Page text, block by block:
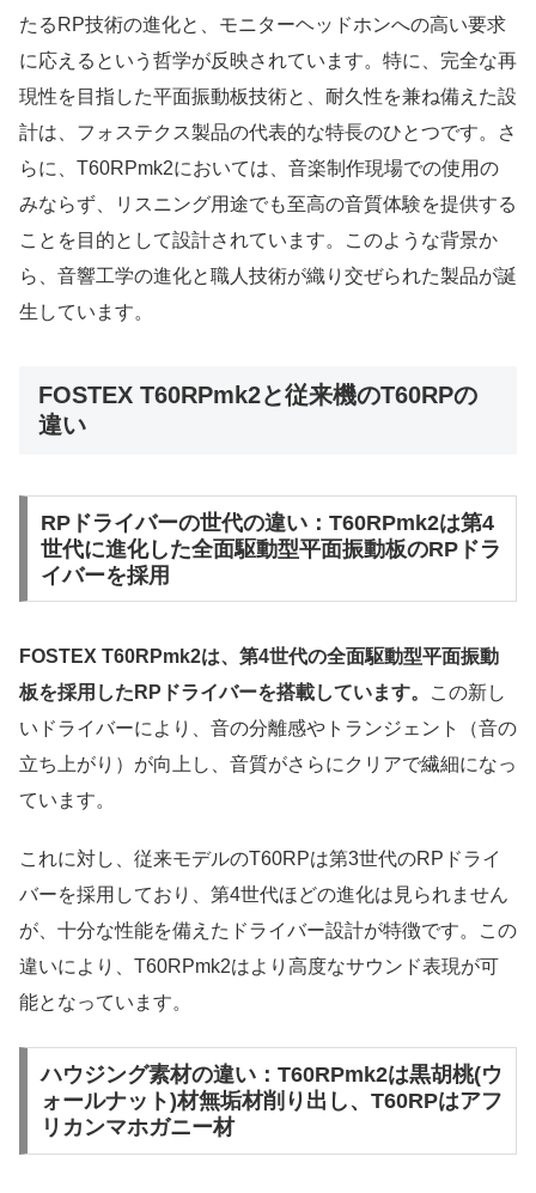
たるRP技術の進化と、モニターヘッドホンへの高い要求
に応えるという哲学が反映されています。特に、完全な再
現性を目指した平面振動板技術と、耐久性を兼ね備えた設
計は、フォステクス製品の代表的な特長のひとつです。さ
らに、T60RPmk2においては、音楽制作現場での使用の
みならず、リスニング用途でも至高の音質体験を提供する
ことを目的として設計されています。このような背景か
ら、音響工学の進化と職人技術が織り交ぜられた製品が誕
生しています。
FOSTEX T60RPmk2と従来機のT60RPの
違い
RPドライバーの世代の違い：T60RPmk2は第4
世代に進化した全面駆動型平面振動板のRPドラ
イバーを採用
FOSTEX T60RPmk2は、第4世代の全面駆動型平面振動
板を採用したRPドライバーを搭載しています。
この新し
いドライバーにより、音の分離感やトランジェント（音の
立ち上がり）が向上し、音質がさらにクリアで繊細になっ
ています。
これに対し、従来モデルのT60RPは第3世代のRPドライ
バーを採用しており、第4世代ほどの進化は見られません
が、十分な性能を備えたドライバー設計が特徴です。この
違いにより、T60RPmk2はより高度なサウンド表現が可
能となっています。
ハウジング素材の違い：T60RPmk2は黒胡桃(ウ
ォールナット)材無垢材削り出し、T60RPはアフ
リカンマホガニー材